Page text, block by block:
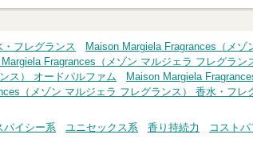
フレグランス
Maison Margiela Fragrances（メゾ
Margiela Fragrances（メゾン マルジェラ フレグラン
ス） オードパルファム
Maison Margiela
（メゾン マルジェラ フレグランス） 香水・フレ
パイシー系 ユニセックス系 香り持続力
コスト